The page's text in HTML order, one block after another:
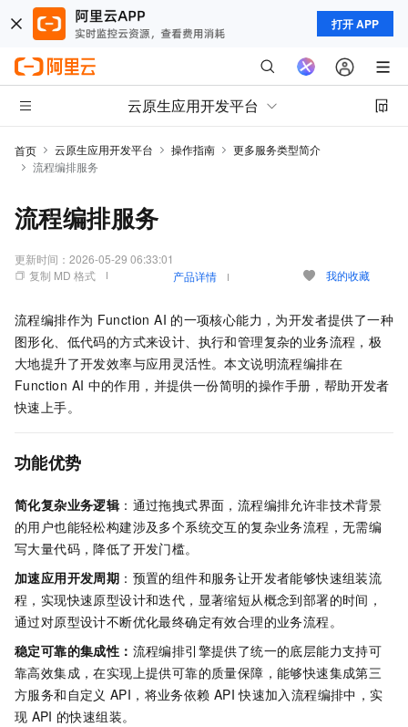
打开 APP
云原生应用开发平台
首页 云原生应用开发平台 操作指南
更多服务类型简介
流程编排服务
流程编排服务
更新时间： 2026-05-29 06:33:01
复制 MD 格式
产品详情 我的收藏
流程编排作为 Function AI 的一项核心能力，为开发者提供了一种
图形化、低代码的方式来设计、执行和管理复杂的业务流程，极
大地提升了开发效率与应用灵活性。本文说明流程编排在
Function AI 中的作用，并提供一份简明的操作手册，帮助开发者
快速上手。
功能优势
简化复杂业务逻辑 ：通过拖拽式界面，流程编排允许非技术背景
的用户也能轻松构建涉及多个系统交互的复杂业务流程，无需编
写大量代码，降低了开发门槛。
加速应用开发周期 ：预置的组件和服务让开发者能够快速组装流
程，实现快速原型设计和迭代，显著缩短从概念到部署的时间，
通过对原型设计不断优化最终确定有效合理的业务流程。
稳定可靠的集成性： 流程编排引擎提供了统一的底层能力支持可
靠高效集成，在实现上提供可靠的质量保障，能够快速集成第三
方服务和自定义 API，将业务依赖 API 快速加入流程编排中，实
现 API 的快速组装。